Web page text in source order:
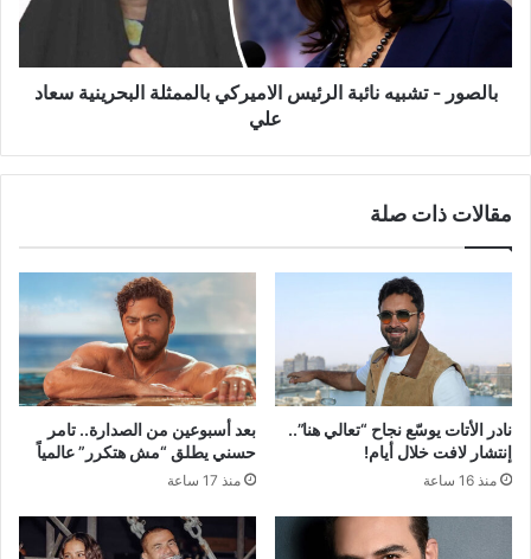
بالممثلة
سعاد
عليبالصور - تشبيه نائبة الرئيس الاميركي بالممثلة البحرينية سعاد
علي
مقالات ذات صلة
نادر الأتات يوسّع نجاح “تعالي هنا”..
إنتشار لافت خلال أيام!
منذ 16 ساعة
بعد أسبوعين من الصدارة.. تامر
حسني يطلق “مش هتكرر” عالمياً
منذ 17 ساعة